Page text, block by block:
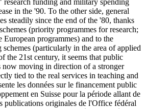
funding and military spending
in the '90. To the other side, general
steadily since the end of the '80, thanks
(priority programmes for research;
European programmes) and to the
(particularly in the area of applied
the 21st century, it seems that public
moving in direction of a stronger
tied to the real services in teaching and
les données sur le financement public
en Suisse pour la période allant de
publications originales de l'Office fédéral